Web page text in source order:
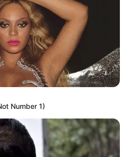
Gagal
Kamu
Number 1)